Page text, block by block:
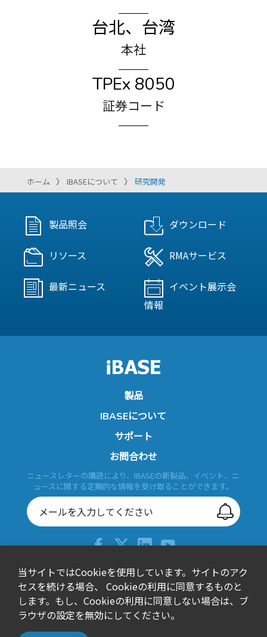
台北、台湾
本社
TPEx 8050
証券コード
ホーム IBASEについて 研究開発
会社概要
研究開発
iSMART 技術
Observer Connect
製品照会 ダウンロード
リソース RMAサービス
最新ニュース
イベント展示会
情報
製品
IBASEについて
サポート
お問合わせ
ニュースレターの購読により、IBASEの新製品、イベント、ニ
ュースに関する定期的な情報を受け取ることができます。
+886-2-26557588
sales@ibase.com.tw
Bldg. F, 15F-1, No. 3, Yuanqu Street, Nangang Dist., Taipei
City 115603, Taiwan
当サイトではCookieを使用しています。サイトのアク
セスを続ける場合、 Cookieの利用に同意するものと
します。もし、Cookieの利用に同意しない場合は、ブ
ラウザの設定を無効にしてください。